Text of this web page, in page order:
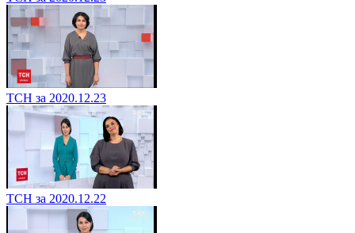
ТСН за 2020.12.23
ТСН за 2020.12.22